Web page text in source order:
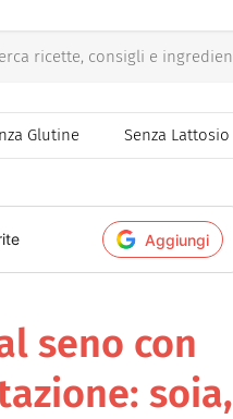
Glutine Senza Lattosio
Aggiungi
seno con
soia,